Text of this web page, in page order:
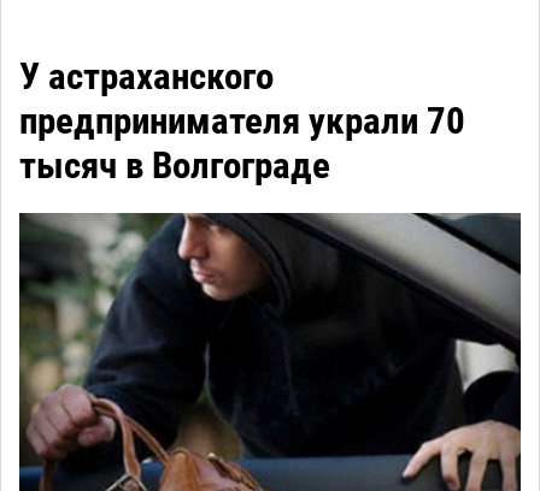
У астраханского
предпринимателя украли 70
тысяч в Волгограде